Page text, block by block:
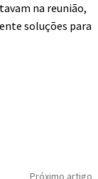
na reunião,
soluções para
Próximo artigo